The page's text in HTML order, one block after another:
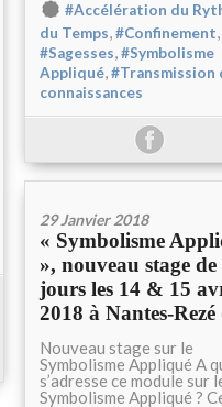
#Accélération du
du Temps,#Confinement,
#Sagesses,#Symbolisme
Appliqué,#Transmission
connaissances
29 Janvier 2018
« Symbolisme
», nouveau stage de
jours les 14 & 15
2018 à Nantes-Rezé
Nouveau stage sur le
Symbolisme Appliqué A
s’adresse ce module sur
Symbolisme Appliqué ?